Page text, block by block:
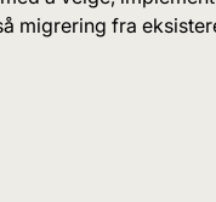
migrering fra